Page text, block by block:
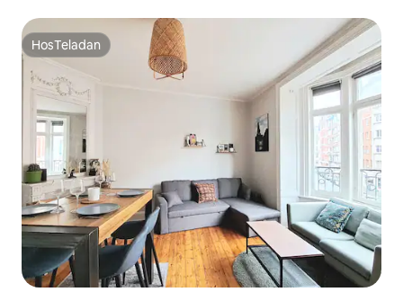
HosTeladan
HosTeladan